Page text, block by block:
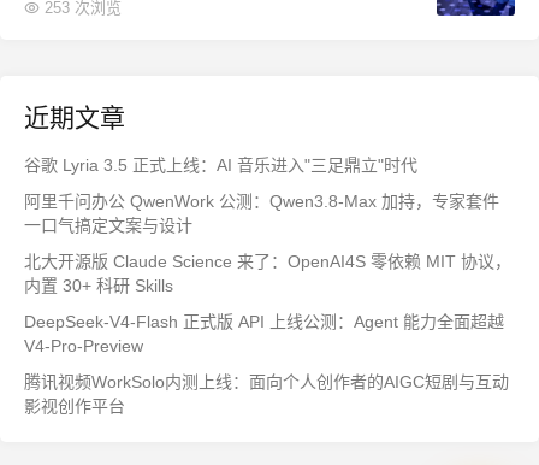
253 次浏览
近期文章
谷歌 Lyria 3.5 正式上线：AI 音乐进入"三足鼎立"时代
阿里千问办公 QwenWork 公测：Qwen3.8-Max 加持，专家套件
一口气搞定文案与设计
北大开源版 Claude Science 来了：OpenAI4S 零依赖 MIT 协议，
内置 30+ 科研 Skills
DeepSeek-V4-Flash 正式版 API 上线公测：Agent 能力全面超越
V4-Pro-Preview
腾讯视频WorkSolo内测上线：面向个人创作者的AIGC短剧与互动
影视创作平台